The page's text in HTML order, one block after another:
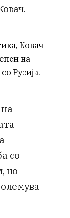
Ковач
на
Русија.
со
но